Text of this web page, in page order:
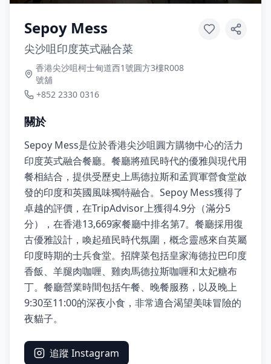
Sepoy Mess
尖沙咀印度英式融合菜
香港尖沙咀柯士甸道西1號圓方3樓R008
號舖
+852 2330 0316
關於
Sepoy Mess是位於香港尖沙咀圓方購物中心的活力
印度英式融合餐廳。餐廳將殖民時代的優雅與現代用
餐相結合，提供受歷史上馬德拉斯和孟買軍營食堂啟
發的印度和英國風味獨特融合。Sepoy Mess獲得了
卓越的評價，在TripAdvisor上獲得4.9分（滿分5
分），在香港13,669家餐廳中排名第7。餐廳採用復
古優雅設計，喚起殖民時代氛圍，概念靈感來自英屬
印度時期的士兵食堂。招牌菜包括皇家海德拉巴印度
香飯、羊腿肉咖喱、雞肉馬德拉斯咖喱和太妃糖布
丁。餐廳營業時間包括午餐、晚餐服務，以及晚上
9:30至11:00的深夜小食，非常適合渴望美味冒險的
夜貓子。
追蹤 Instagram